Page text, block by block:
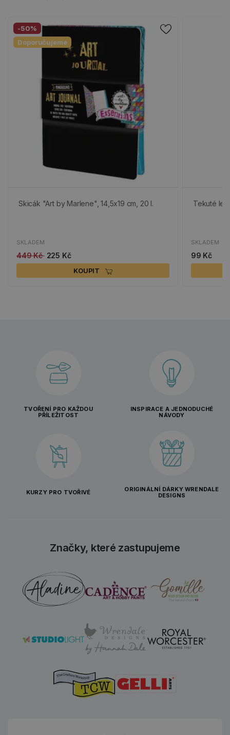
-50%
Doporučujeme
Skicák "Art by Marlene", 14,5x19 cm, 20 l.
SKLADEM
449 Kč 225 Kč
KOUPIT
Tekuté
SKLADEM
99 Kč
TVOŘENÍ PRO KAŽDOU
PŘÍLEŽITOST
INSPIRACE A JEDNODUCHÉ
NÁVODY
KURZY PRO TVOŘIVÉ
ORIGINÁLNÍ DÁRKY WRENDALE
DESIGNS
Značky, které zastupujeme